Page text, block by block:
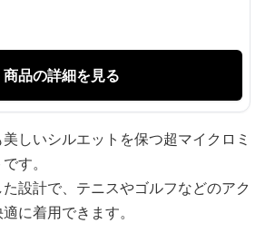
商品の詳細を見る
しいシルエットを保つ超マイクロミ
す。
設計で、テニスやゴルフなどのアク
に着用できます。